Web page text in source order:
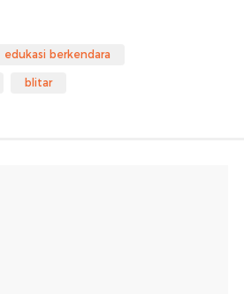
edukasi berkendara
blitar